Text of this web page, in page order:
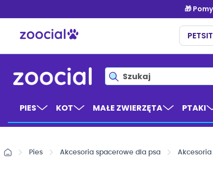
treści
PIES KOT MAŁE ZWIERZĘTA PTAKI
Pies Akcesoria spacerowe dla psa